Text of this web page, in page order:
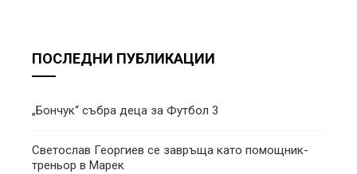
ПОСЛЕДНИ ПУБЛИКАЦИИ
„Бончук“ събра деца за Футбол 3
Светослав Георгиев се завръща като помощник-
треньор в Марек